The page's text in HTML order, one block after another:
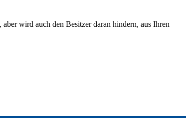
wird auch den Besitzer daran hindern, aus Ihren